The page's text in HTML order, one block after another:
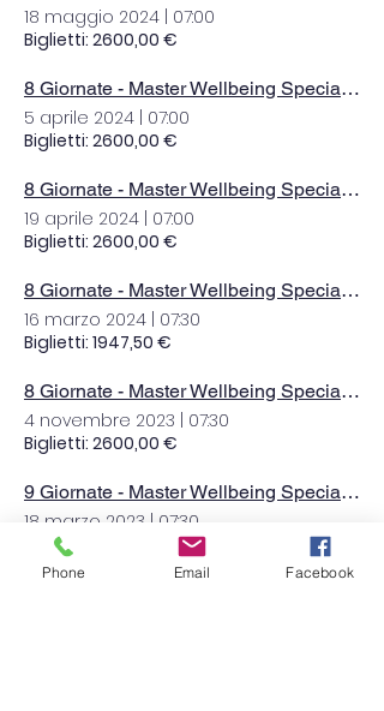
18 maggio 2024 07:00
Biglietti: 2600,00 €
8 Giornate - Master Wellbeing Specialist
5 aprile 2024 07:00
Biglietti: 2600,00 €
8 Giornate - Master Wellbeing Specialist
19 aprile 2024 07:00
Biglietti: 2600,00 €
8 Giornate - Master Wellbeing Specialist
16 marzo 2024 07:30
Biglietti: 1947,50 €
8 Giornate - Master Wellbeing Specialist
4 novembre 2023
07:30
Biglietti: 2600,00 €
9 Giornate - Master Wellbeing Specialist
18 marzo 2023 | 07:30
Biglietti: 2600,00 €
Phone Email Facebook